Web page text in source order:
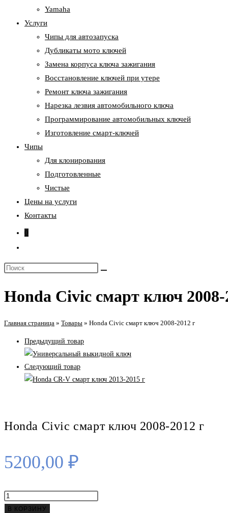
Yamaha
Услуги
Чипы для автозапуска
Дубликаты мото ключей
Замена корпуса ключа зажигания
Восстановление ключей при утере
Ремонт ключа зажигания
Нарезка лезвия автомобильного ключа
Программирование автомобильных ключей
Изготовление смарт-ключей
Чипы
Для клонирования
Подготовленные
Чистые
Цены на услуги
Контакты
0
по
сайту
Поиск
сайте
Honda Civic смарт ключ 2008-
Главная страница » Товары » Honda Civic смарт ключ 2008-2012 г
Предыдущий товар
Следующий товар
Honda Civic смарт ключ 2008-2012 г
5200,00 ₽
Количество
товара
В КОРЗИНУ